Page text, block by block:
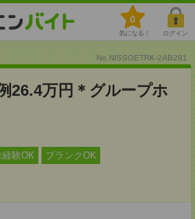
0
気になる！ ログイン
No.NISSOETRK-2AB291
26.4万円＊グループホ
験OK ブランクOK